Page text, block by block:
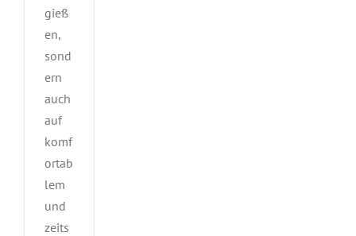
gieß
en,
sond
ern
auch
auf
komf
ortab
lem
und
zeits